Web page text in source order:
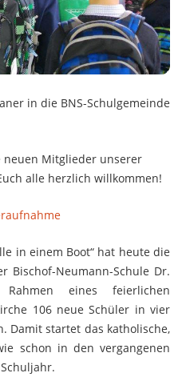
in die BNS-Schulgemeinde
Mitglieder unserer
alle herzlich willkommen!
in einem Boot“ hat heute die
Bischof-Neumann-Schule Dr.
eines feierlichen
106 neue Schüler in vier
Damit startet das katholische,
schon in den vergangenen